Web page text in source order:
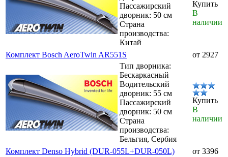
Пассажирский
дворник: 50 см
Страна
производства:
Китай
Купить
В
наличии
Комплект Bosch AeroTwin AR551S
от 2927
Тип дворника:
Бескаркасный
Водительский
дворник: 55 см
Пассажирский
дворник: 50 см
Страна
производства:
Бельгия, Сербия
Купить
В
наличии
Комплект Denso Hybrid (DUR-055L+DUR-050L)
от 3396